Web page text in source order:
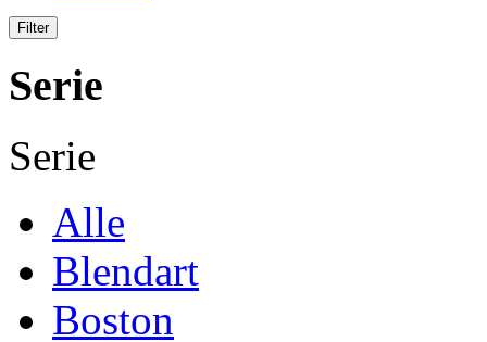
Serie
Serie
Alle
Blendart
Boston